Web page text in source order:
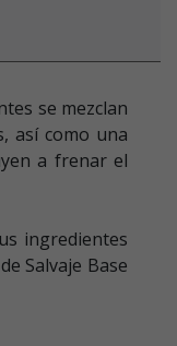
se mezclan
así como una
a frenar el
ingredientes
Salvaje Base